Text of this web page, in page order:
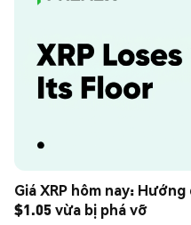
Giá XRP hôm nay:
$1.05 vừa bị phá vỡ